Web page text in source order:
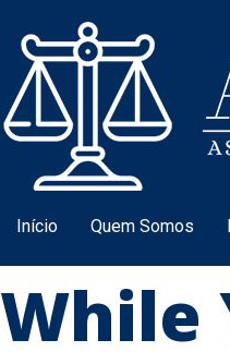
Início Quem Somos
While